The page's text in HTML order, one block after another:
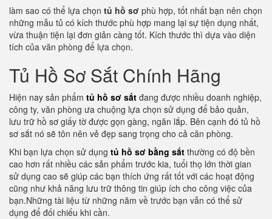
làm sao có thể lựa chọn tủ hồ sơ phù hợp, tốt nhất bạn nên chọn
những mẫu tủ có kích thước phù hợp mang lại sự tiện dụng nhất,
vừa thuận tiện lại đơn giản càng tốt. Kích thước thì dựa vào diện
tích của văn phòng để lựa chọn.
Tủ Hồ Sơ Sắt Chính Hãng
Hiện nay sản phẩm tủ hồ sơ sắt đang được nhiều doanh nghiệp,
công ty, văn phòng ưa chuộng lựa chọn sử dụng để bảo quản,
lưu trữ hồ sơ giấy tờ được gọn gàng, ngăn lắp. Bên cạnh đó tủ hồ
sơ sắt nó sẽ tôn nên vẻ đẹp sang trọng cho cả căn phòng.
Khi bạn lựa chọn sử dụng tủ hồ sơ bằng sắt thường có độ bền
cao hơn rất nhiều các sản phẩm trước kia, tuổi thọ lớn thời gian
sử dụng cao sẽ giúp các bạn thích ứng rất tốt với các hoạt động
cũng như khả năng lưu trữ thông tin giúp ích cho công việc của
bạn.Những tài liệu từ những năm về trước bạn vẫn có thể sử
dụng để đối chiếu khi cần.